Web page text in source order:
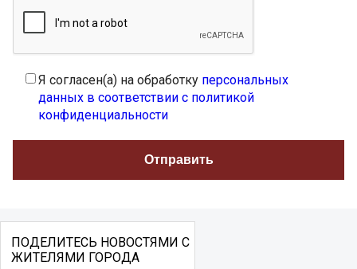
Я согласен(а) на обработку персональных
данных в соответствии с политикой
конфиденциальности
ПОДЕЛИТЕСЬ НОВОСТЯМИ С
ЖИТЕЛЯМИ ГОРОДА